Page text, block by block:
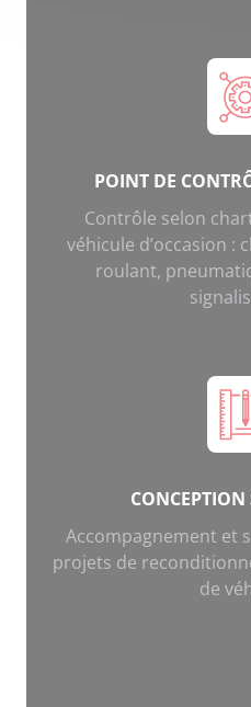
POINT DE
Contrôle selon
véhicule d’occasion :
roulant,
CONCEPTION
Accompagnement et
projets de
de